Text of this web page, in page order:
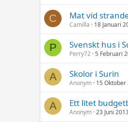
C Mat vid
Camilla 18 Januari
P Svenskt hus i
Perry72 5 Februari
A Skolor i Surin
Anonym 15 Oktober
A Ett litet
Anonym 23 Juni